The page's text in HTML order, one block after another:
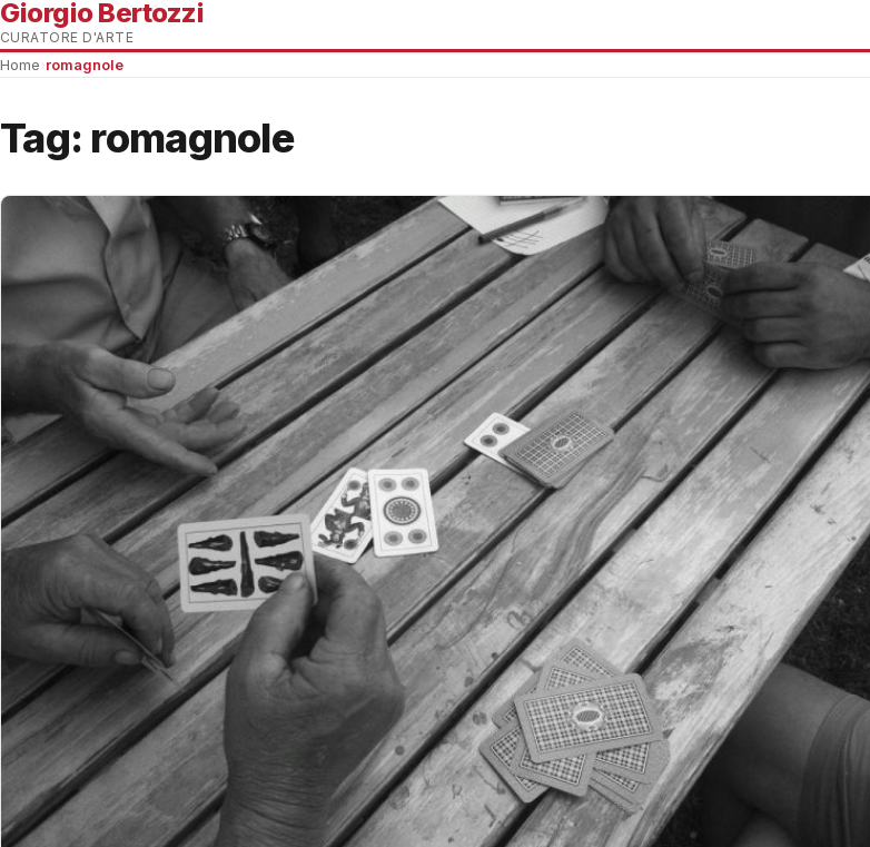
Giorgio Bertozzi
CURATORE D'ARTE
Home romagnole
Tag: romagnole